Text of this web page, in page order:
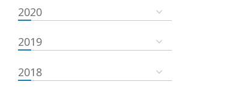
2020
2019
2018